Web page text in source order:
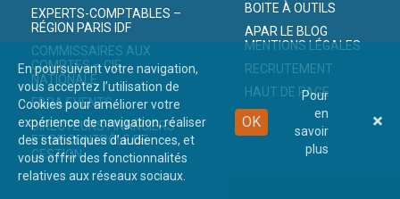
EXPERTS-COMPTABLES –
RÉGION PARIS IDF
COMMISSAIRES AUX
COMPTES – CIE
NATIONALE
EBRA EVENTS
DIRECTEURS FINANCIERS
ET DE CONTRÔLE DE
GESTION
BOITE À OUTILS
APAR LE BLOG
MENTIONS LÉGALES
RECRUTEMENT
HAUT DE PAGE
En poursuivant votre navigation,
vous acceptez l’utilisation de
Cookies pour améliorer votre
expérience de navigation, réaliser
des statistiques d’audiences, et
vous offrir des fonctionnalités
relatives aux réseaux sociaux.
OK
Pour
en
savoir
plus